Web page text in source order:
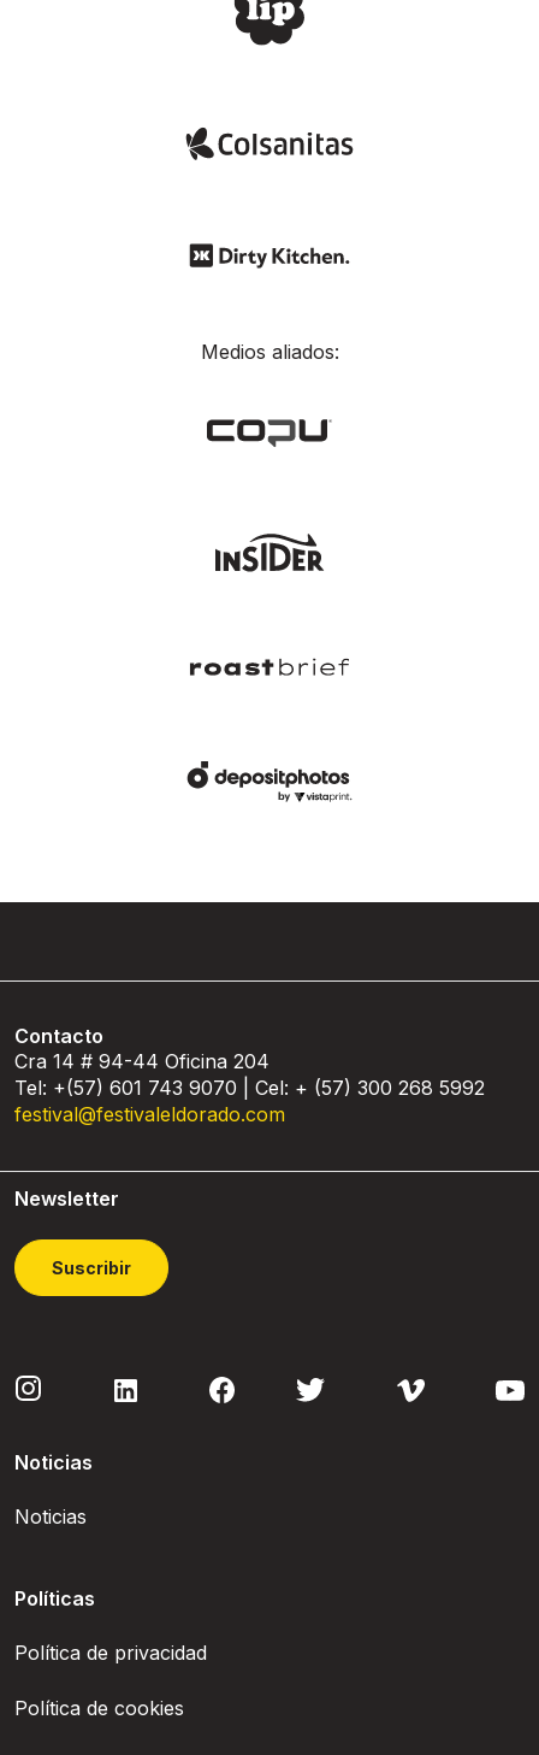
Medios aliados:
Contacto
Cra 14 # 94-44 Oficina 204
Tel: +(57) 601 743 9070 | Cel: + (57) 300 268 5992
festival@festivaleldorado.com
Newsletter
Suscribir
Noticias
Noticias
Políticas
Política de privacidad
Política de cookies